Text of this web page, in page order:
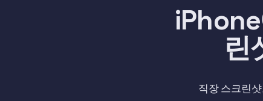
린
직장 스크린